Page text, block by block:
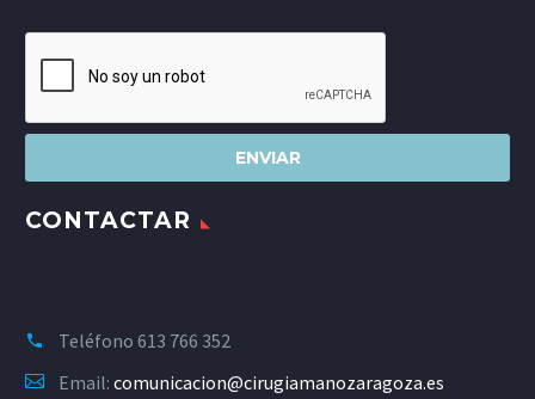
CONTACTAR
Teléfono 613 766 352
Email: comunicacion@cirugiamanozaragoza.es